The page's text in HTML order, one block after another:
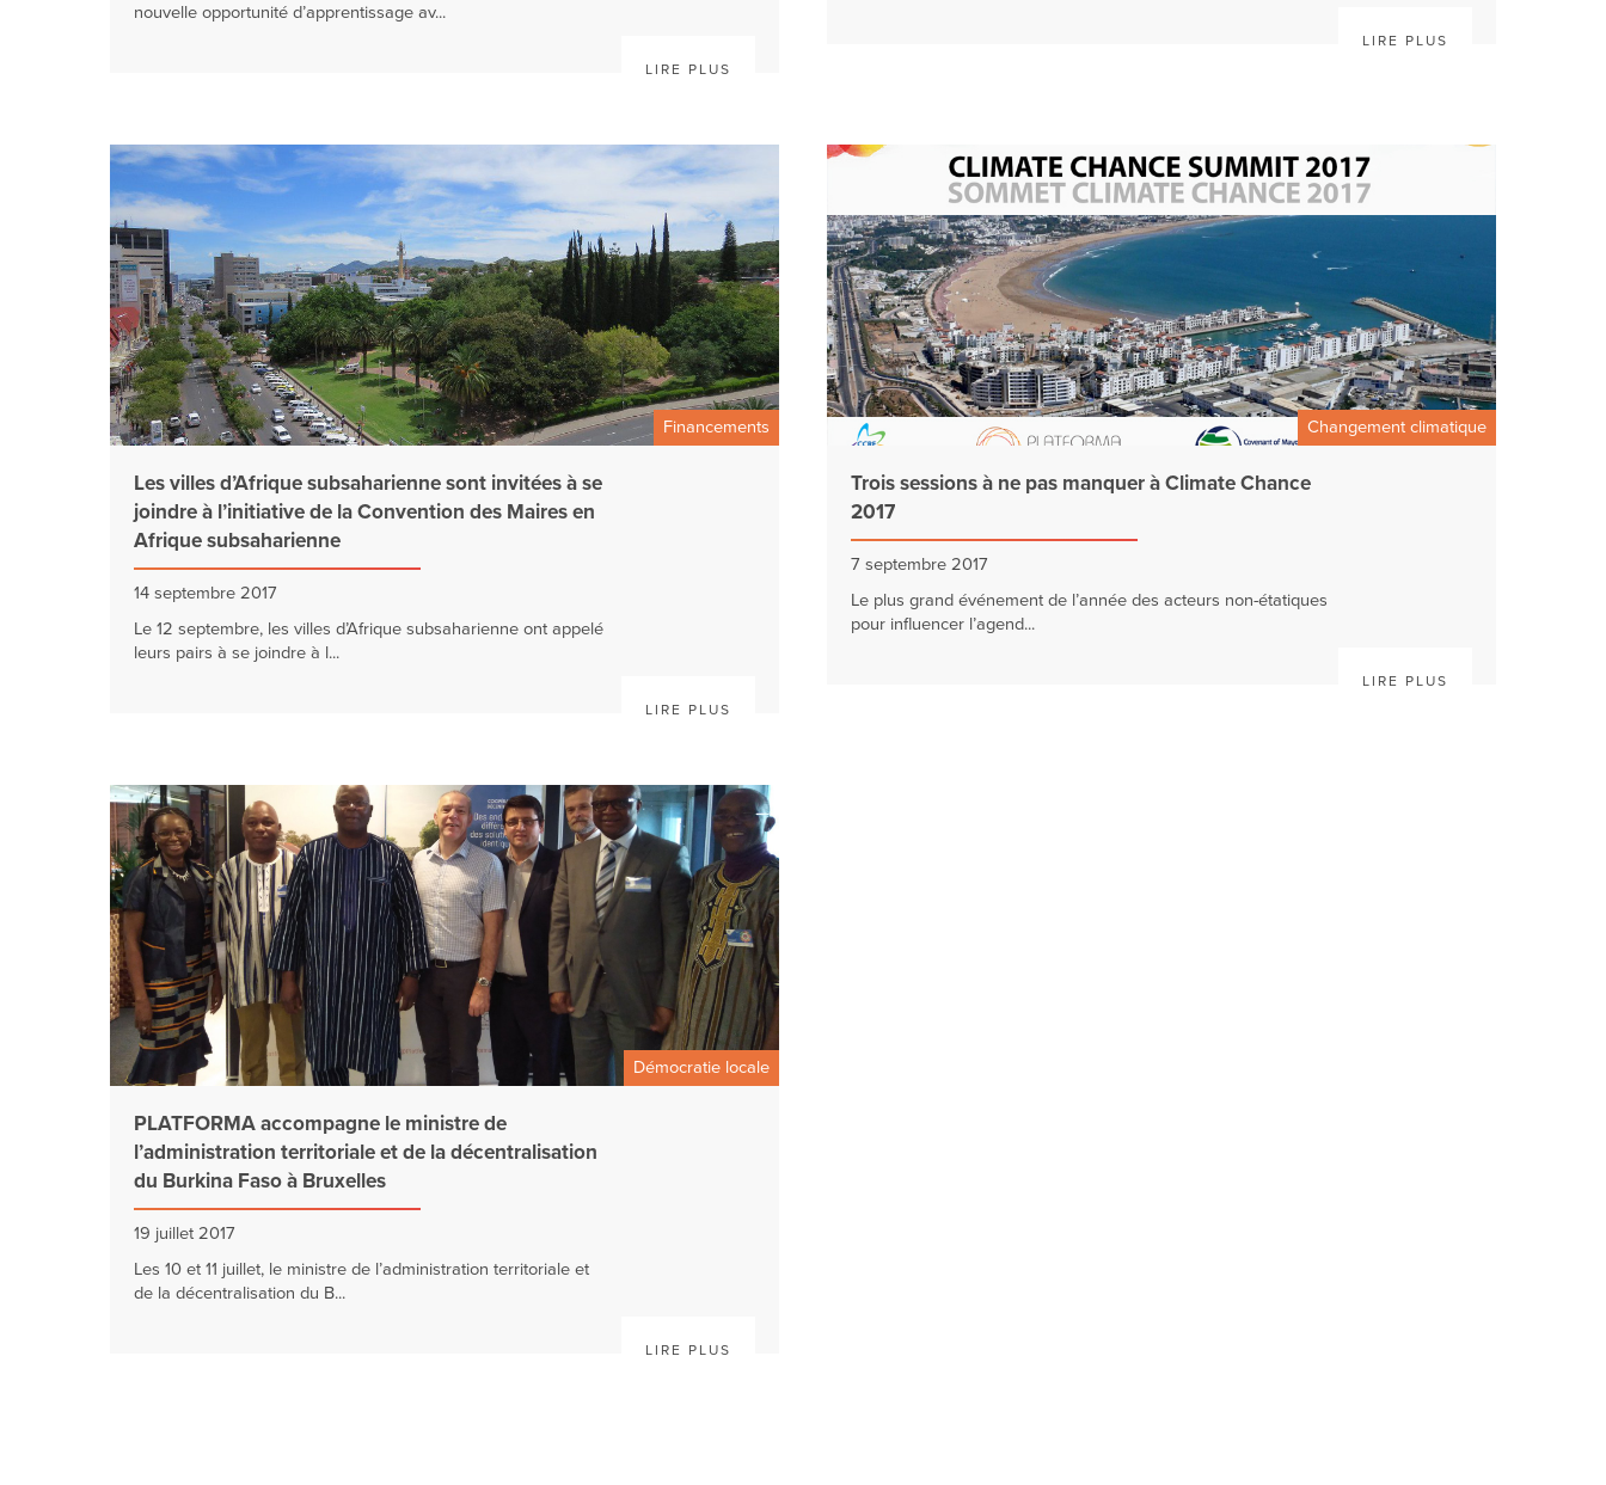
nouvelle opportunité d’apprentissage av...
LIRE PLUS
LIRE PLUS
Financements
Les villes d’Afrique subsaharienne sont invitées à se
joindre à l’initiative de la Convention des Maires en
Afrique subsaharienne
14 septembre 2017
Le 12 septembre, les villes d’Afrique subsaharienne ont appelé
leurs pairs à se joindre à l...
LIRE PLUS
Changement climatique
Trois sessions à ne pas manquer à Climate Chance
2017
7 septembre 2017
Le plus grand événement de l’année des acteurs non-étatiques
pour influencer l’agend...
LIRE PLUS
Démocratie locale
PLATFORMA accompagne le ministre de
l’administration territoriale et de la décentralisation
du Burkina Faso à Bruxelles
19 juillet 2017
Les 10 et 11 juillet, le ministre de l’administration territoriale et
de la décentralisation du B...
LIRE PLUS